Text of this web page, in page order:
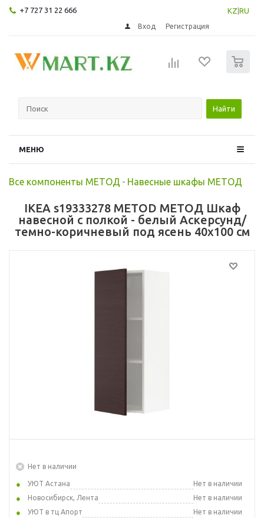
+7 727 31 22 666 KZ RU
Вход Регистрация
Найти
МЕНЮ
Все компоненты МЕТОД - Навесные шкафы МЕТОД
IKEA s19333278 METOD МЕТОД Шкаф
навесной с полкой - белый Аскерсунд/
темно-коричневый под ясень 40x100 см
Нет в наличии
УЮТ Астана
Нет в наличии
Новосибирск, Лента
Нет в наличии
УЮТ в тц Апорт
Нет в наличии